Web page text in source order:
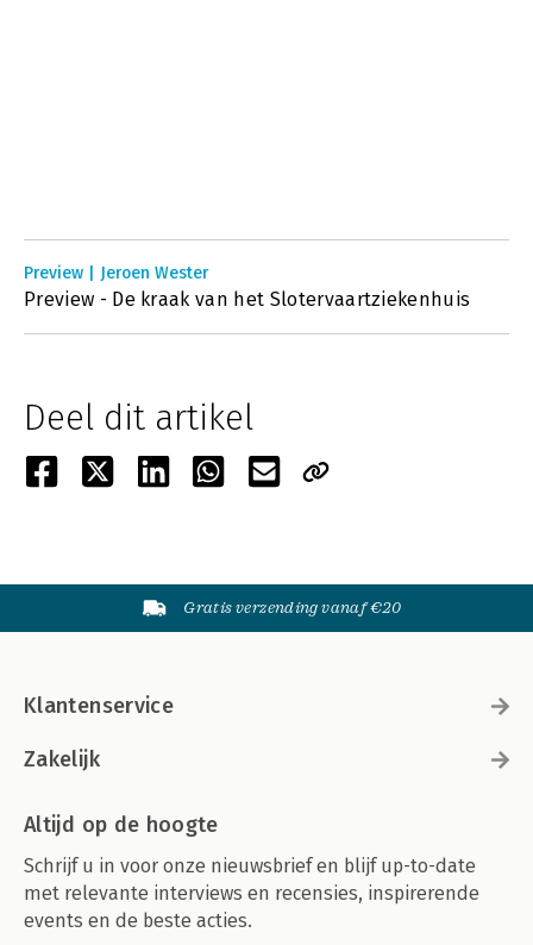
Preview | Jeroen Wester
Preview - De kraak van het Slotervaartziekenhuis
Deel dit artikel
Gratis verzending vanaf €20
Klantenservice
Zakelijk
Altijd op de hoogte
Schrijf u in voor onze nieuwsbrief en blijf up-to-date
met relevante interviews en recensies, inspirerende
events en de beste acties.